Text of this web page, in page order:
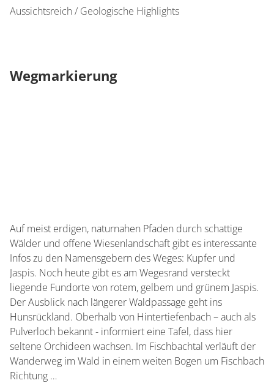
Aussichtsreich / Geologische Highlights
Wegmarkierung
Auf meist erdigen, naturnahen Pfaden durch schattige
Wälder und offene Wiesenlandschaft gibt es interessante
Infos zu den Namensgebern des Weges: Kupfer und
Jaspis. Noch heute gibt es am Wegesrand versteckt
liegende Fundorte von rotem, gelbem und grünem Jaspis.
Der Ausblick nach längerer Waldpassage geht ins
Hunsrückland. Oberhalb von Hintertiefenbach – auch als
Pulverloch bekannt - informiert eine Tafel, dass hier
seltene Orchideen wachsen. Im Fischbachtal verläuft der
Wanderweg im Wald in einem weiten Bogen um Fischbach
Richtung …